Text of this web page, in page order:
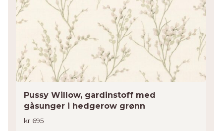
Pussy Willow, gardinstoff med
gåsunger i hedgerow grønn
kr 695